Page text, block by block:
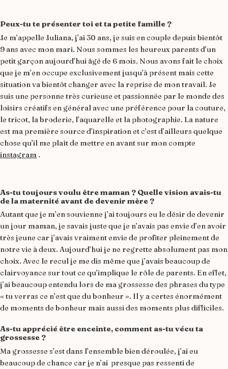
Peux-tu te présenter toi et ta petite famille ?
Je m’appelle Juliana, j’ai 30 ans, je suis en couple depuis bientôt
9 ans avec mon mari. Nous sommes les heureux parents d’un
petit garçon aujourd’hui âgé de 6 mois. Nous avons fait le choix
que je m’en occupe exclusivement jusqu’à présent mais cette
situation va bientôt changer avec la reprise de mon travail. Je
suis une personne très curieuse et passionnée par le monde des
loisirs créatifs en général avec une préférence pour la couture,
le tricot, la broderie, l’aquarelle et la photographie. La nature
est ma première source d’inspiration et c’est d’ailleurs quelque
chose qu’il me plaît de mettre en avant sur mon compte
instagram .
As-tu toujours voulu être maman ? Quelle vision avais-tu
de la maternité avant de devenir mère ?
Autant que je m’en souvienne j’ai toujours eu le désir de devenir
un jour maman, je savais juste que je n’avais pas envie d’en avoir
très jeune car j’avais vraiment envie de profiter pleinement de
notre vie à deux. Aujourd’hui je ne regrette absolument pas mon
choix. Avec le recul je me dis même que j’avais beaucoup de
clairvoyance sur tout ce qu’implique le rôle de parents. En effet,
j’ai beaucoup entendu lors de ma grossesse des phrases du type
« tu verras ce n’est que du bonheur ». Il y a certes énormément
de moments de bonheur mais aussi des moments plus difficiles.
As-tu apprécié être enceinte, comment as-tu vécu ta
grossesse ?
Ma grossesse s’est dans l’ensemble bien déroulée, j’ai eu
beaucoup de chance car je n’ai presque pas ressenti de